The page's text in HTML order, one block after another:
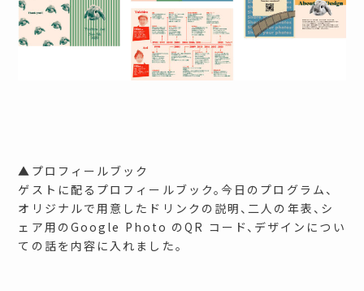
▲プロフィールブック
ゲストに配るプロフィールブック。今日のプログラム、
オリジナルで用意したドリンクの説明、二人の年表、シ
ェア用のGoogle Photo のQR コード、デザインについ
ての話を内容に入れました。